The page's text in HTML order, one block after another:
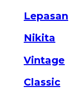
Lepasan
Nikita
Vintage
Classic